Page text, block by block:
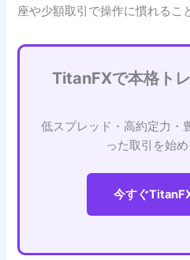
座や少額取引で操作に慣れるこ
TitanFXで本格ト
低スプレッド・高約定力・
った取引を始め
今すぐ